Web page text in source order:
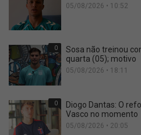
05/08/2026 • 10:52
0
Sosa não treinou
quarta (05); motivo
05/08/2026 • 18:11
0
Diogo Dantas: O
Vasco no momento
05/08/2026 • 20:05